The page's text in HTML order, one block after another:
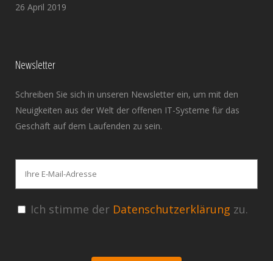
26 April 2019
Newsletter
Schreiben Sie sich in unseren Newsletter ein, um mit den
Neuigkeiten aus der Welt der offenen IT-Systeme für das
Geschäft auf dem Laufenden zu sein.
Ich stimme der Datenschutzerklärung zu.